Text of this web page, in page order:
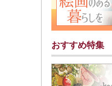
おすすめ特集